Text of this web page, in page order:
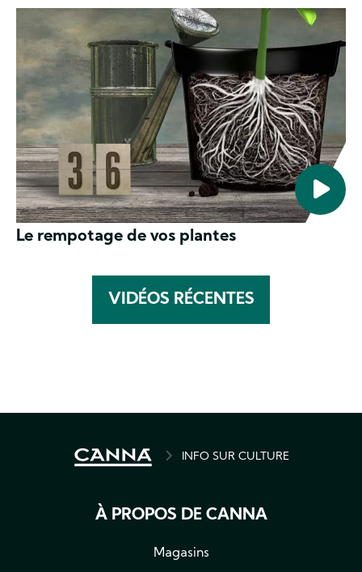
Le rempotage de vos plantes
VIDÉOS RÉCENTES
BREADCRUMBINFO SUR CULTURE
À PROPOS DE CANNA
Magasins